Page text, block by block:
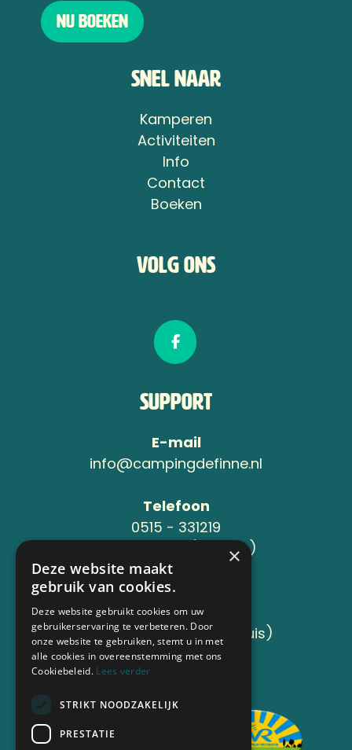
Nu boeken
Snel naar
Kamperen
Activiteiten
Info
Contact
Boeken
Volg ons
Support
E-mail
info@campingdefinne.nl
Telefoon
0515 - 331219
06-24119734 (Jeroen )
Adres
Sânleansterdyk 6
8736 JB Reahûs (Roodhuis)
Aangesloten bij
×
Deze website maakt
gebruik van cookies.
Deze website gebruikt cookies om uw
gebruikerservaring te verbeteren. Door
onze website te gebruiken, stemt u in met
alle cookies in overeenstemming met ons
Cookiebeleid. Lees verder
STRIKT NOODZAKELIJK
PRESTATIE